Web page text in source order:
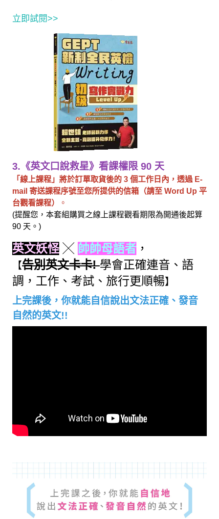
立即試閱>>
3.《英文口說救星》看課權限 90 天
「線上課程」將於訂單取貨後的 3 個工作日內，透過 E-
mail 寄送課程序號至您所提供的信箱（請至 Word Up 平
台觀看課程）
。
(提醒您，本套組購買之線上課程觀看期限為開通後起算
90 天。)
英文妖怪 ╳ 帥帥母語者 ，
【告別英文卡卡!學會正確連音、語
調，工作、考試、旅行更順暢】
上完課後，你就能自信說出文法正確、發音
自然的英文!!